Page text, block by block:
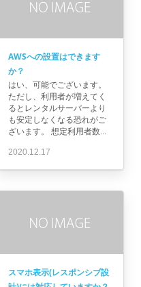
AWSへの設置はできます
か？
はい、可能でございます。
ただし、利用者が増えてく
るとレンタルサーバーより
も安定しなくなる恐れがご
ざいます。 想定利用者数...
2020.12.17
スマホ表示(レスポンシブ設